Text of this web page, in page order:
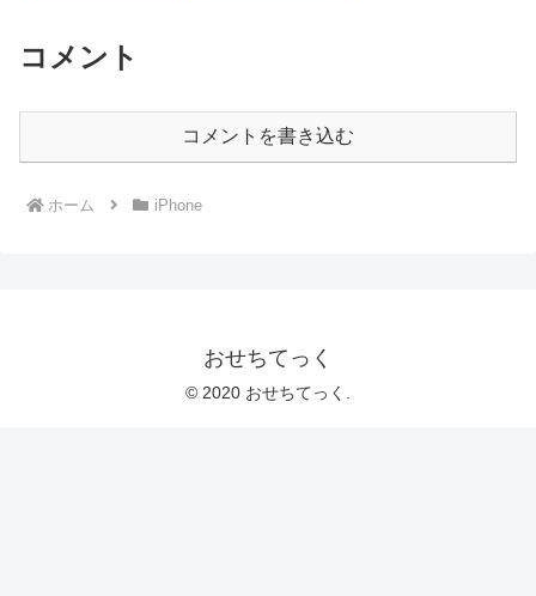
コメント
コメントを書き込む
ホーム iPhone
おせちてっく
© 2020 おせちてっく.